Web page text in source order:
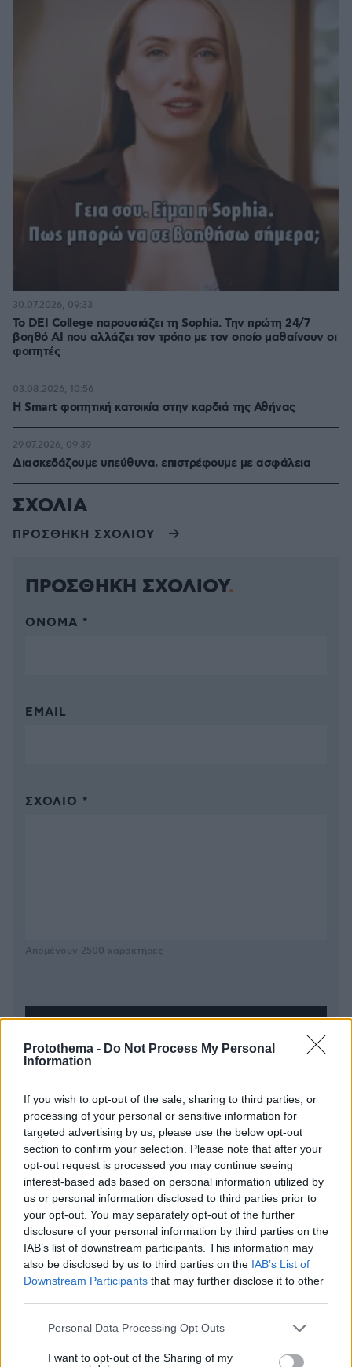
Protothema - Do Not Process My Personal
Information
If you wish to opt-out of the sale, sharing to third parties, or
processing of your personal or sensitive information for
targeted advertising by us, please use the below opt-out
section to confirm your selection. Please note that after your
opt-out request is processed you may continue seeing
interest-based ads based on personal information utilized by
us or personal information disclosed to third parties prior to
your opt-out. You may separately opt-out of the further
disclosure of your personal information by third parties on the
IAB’s list of downstream participants. This information may
also be disclosed by us to third parties on the IAB’s List of
Downstream Participants that may further disclose it to other
Please note that this website/app uses one or more Google
not limited to your visit or usage behaviour. You may click to
Personal Data Processing Opt Outs
I want to opt-out of the Sharing of my
Το DEI College παρουσιάζει τη Sophia. Την πρώτη 24/7
βοηθό AI που αλλάζει τον τρόπο με τον οποίο μαθαίνουν οι
φοιτητές
30.07.2026, 09:33
Η Smart φοιτητική κατοικία στην καρδιά της Αθήνας
03.08.2026, 10:56
Διασκεδάζουμε υπεύθυνα, επιστρέφουμε με ασφάλεια
29.07.2026, 09:39
ΣΧΟΛΙΑ
ΠΡΟΣΘΗΚΗ ΣΧΟΛΙΟΥ
ΠΡΟΣΘΗΚΗ ΣΧΟΛΙΟΥ
ΌΝΟΜΑ *
EMAIL
ΣΧΌΛΙΟ *
Απομένουν 2500 χαρακτήρες
ΡΟΗ ΕΙΔΗΣΕΩΝ
Ειδήσεις Δημοφιλή Σχολιασμένα
Πέθανε σε ηλικία 26 ετών η influencer Σίντνεϊ Τάουλ
έπειτα από τριετή μάχη με σπάνια μορφή καρκίνου
πριν 7 λεπτά
Γαρίδες γιουβέτσι λεμονάτο
πριν μία ώρα
«Έγκλημα πολέμου» ο ισραηλινός βομβαρδισμός που